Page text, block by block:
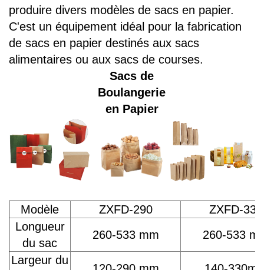
produire divers modèles de sacs en papier.
C'est un équipement idéal pour la fabrication
de sacs en papier destinés aux sacs
alimentaires ou aux sacs de courses.
Sacs de
Boulangerie
en Papier
Modèle ZXFD-290
ZXFD-330
Longueur
du sac
260-533 mm
260-533
Largeur du